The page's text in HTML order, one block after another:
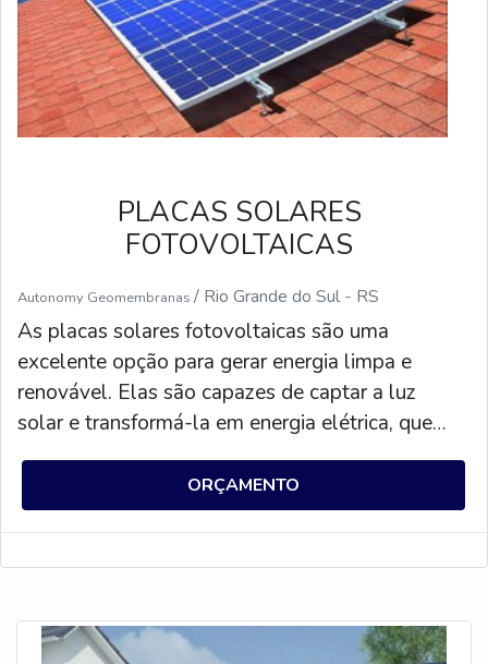
funcionem corretamente.
PLACAS SOLARES
FOTOVOLTAICAS
Autonomy Geomembranas / Rio Grande do Sul - RS
As placas solares fotovoltaicas são uma
excelente opção para gerar energia limpa e
renovável. Elas são capazes de captar a luz
solar e transformá-la em energia elétrica, que
pode ser usada para alimentar residências,
empresas e outros locais. Além disso, as placas
solares fotovoltaicas são eficientes, duráveis e
uma ótima alternativa para reduzir os custos de
ORÇAMENTO